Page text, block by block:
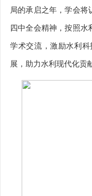
局的承启之年，学会将
四中全会精神，按照
学术交流，激励水利
展，助力水利现代化贡